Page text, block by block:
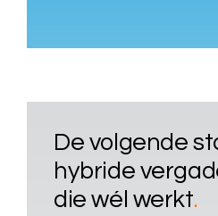
De volgende
hybride
die wél werkt.